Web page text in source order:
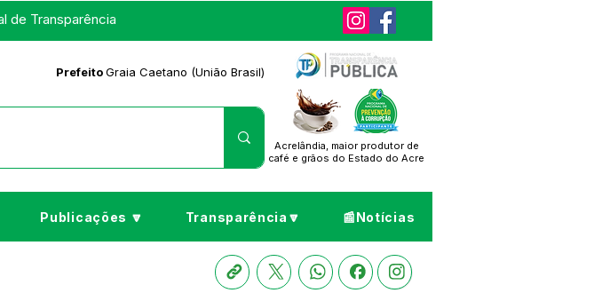
de Transparência
PrefeitoGraia Caetano (União Brasil)
Acrelândia, maior produtor de
café e grãos do Estado do Acre
Publicações 🔽 Transparência🔽 📰Notícias